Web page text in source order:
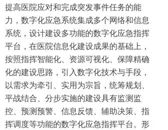
提高医院应对和完成突发事件任务的能
力，数字化应急系统集成多个网络和信息
系统，设计建设多功能的数字化应急指挥
平台，在医院信息化建设成果的基础上，
按照指挥智能化、资源可视化、保障精确
化的建设思路，引入数字化技术与手段，
以需求为牵引、实用为宗旨，统筹规划、
平战结合、分步实施的建设具有监测监
控、预测预警、信息反馈、辅助决策、指
挥调度等功能的数字化应急指挥平台。形